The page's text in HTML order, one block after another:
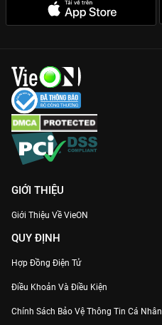
GIỚI THIỆU
Giới Thiệu Về VieON
QUY ĐỊNH
Hợp Đồng Điện Tử
Điều Khoản Và Điều Kiện
Chính Sách Bảo Vệ Thông Tin Cá Nhân